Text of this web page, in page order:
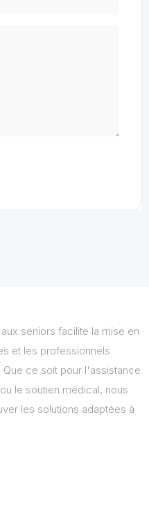
seniors facilite la mise en
et les professionnels
ce soit pour l'assistance
le soutien médical, nous
les solutions adaptées à